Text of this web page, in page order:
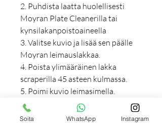
2. Puhdista laatta huolellisesti
Moyran Plate Cleanerilla tai
kynsilakanpoistoaineella
3. Valitse kuvio ja lisää sen päälle
Moyran leimauslakkaa.
4. Poista ylimääräinen lakka
scraperilla 45 asteen kulmassa.
5. Poimi kuvio leimasimella.
6. Leimaa kuvio kynnellesi.
7. Lisää päällyslakka.
Soita WhatsApp Instagram